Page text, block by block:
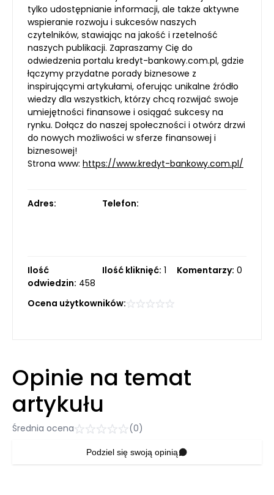
tylko udostępnianie informacji, ale także aktywne
wspieranie rozwoju i sukcesów naszych
czytelników, stawiając na jakość i rzetelność
naszych publikacji. Zapraszamy Cię do
odwiedzenia portalu kredyt-bankowy.com.pl, gdzie
łączymy przydatne porady biznesowe z
inspirującymi artykułami, oferując unikalne źródło
wiedzy dla wszystkich, którzy chcą rozwijać swoje
umiejętności finansowe i osiągać sukcesy na
rynku. Dołącz do naszej społeczności i otwórz drzwi
do nowych możliwości w sferze finansowej i
biznesowej!
Strona www: https://www.kredyt-bankowy.com.pl/
Adres: Telefon:
Ilość
odwiedzin: 458
Ilość kliknięć: 1 Komentarzy: 0
Ocena użytkowników:
Opinie na temat
artykułu
Średnia ocena (0)
Podziel się swoją opinią